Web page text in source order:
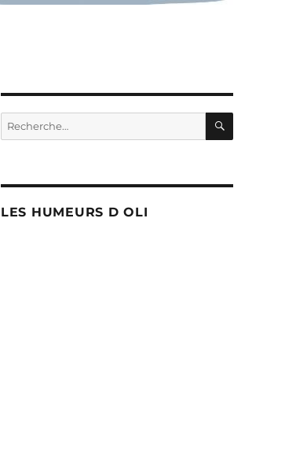
Recherche
pour :
LES HUMEURS D OLI